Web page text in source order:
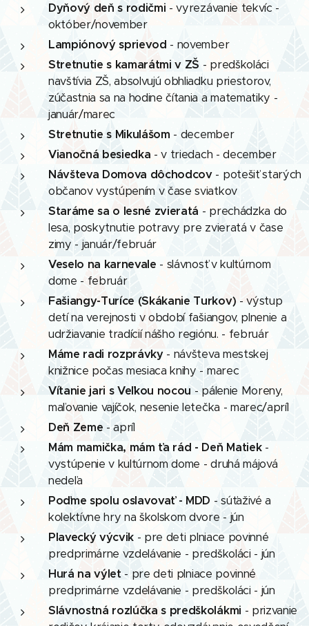
Dyňový deň s rodičmi - vyrezávanie tekvíc -
október/november
Lampiónový sprievod - november
Stretnutie s kamarátmi v ZŠ - predškoláci
navštívia ZŠ, absolvujú obhliadku priestorov,
zúčastnia sa na hodine čítania a matematiky -
január/marec
Stretnutie s Mikulášom - december
Vianočná besiedka - v triedach - december
Návšteva Domova dôchodcov- potešiť starých
občanov vystúpením v čase sviatkov
Staráme sa o lesné zvieratá - prechádzka do
lesa, poskytnutie potravy pre zvieratá v čase
zimy - január/február
Veselo na karnevale - slávnosť v kultúrnom
dome - február
Fašiangy-Turíce (Skákanie Turkov) - výstup
detí na verejnosti v období fašiangov, plnenie a
udržiavanie tradícií nášho regiónu. - február
Máme radi rozprávky- návšteva mestskej
knižnice počas mesiaca knihy - marec
Vítanie jari s Veľkou nocou - pálenie Moreny,
maľovanie vajíčok, nesenie letečka - marec/apríl
Deň Zeme - apríl
Mám mamička, mám ťa rád - Deň Matiek -
vystúpenie v kultúrnom dome - druhá májová
nedeľa
Poďme spolu oslavovať - MDD - súťaživé a
kolektívne hry na školskom dvore - jún
Plavecký výcvik - pre deti plniace povinné
predprimárne vzdelávanie - predškoláci - jún
Hurá na výlet - pre deti plniace povinné
predprimárne vzdelávanie - predškoláci - jún
Slávnostná rozlúčka s predškolákmi - prizvanie